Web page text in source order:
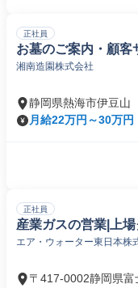
正社員
お墓のご案内・顧客
湘南造園株式会社
静岡県熱海市伊豆山
月給22万円～30万円
正社員
産業ガスの営業|上
エア・ウォーター東日本株
〒417-0002静岡県富